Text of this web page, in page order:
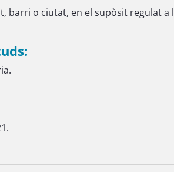
barri o ciutat, en el supòsit regulat a